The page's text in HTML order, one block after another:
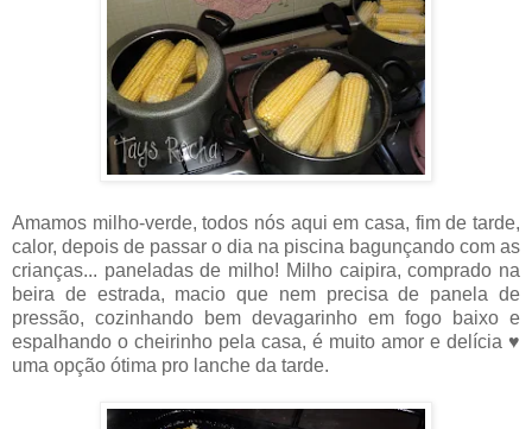
Amamos milho-verde, todos nós aqui em casa, fim de tarde,
calor, depois de passar o dia na piscina bagunçando com as
crianças... paneladas de milho! Milho caipira, comprado na
beira de estrada, macio que nem precisa de panela de
pressão, cozinhando bem devagarinho em fogo baixo e
espalhando o cheirinho pela casa, é muito amor e delícia ♥
uma opção ótima pro lanche da tarde.